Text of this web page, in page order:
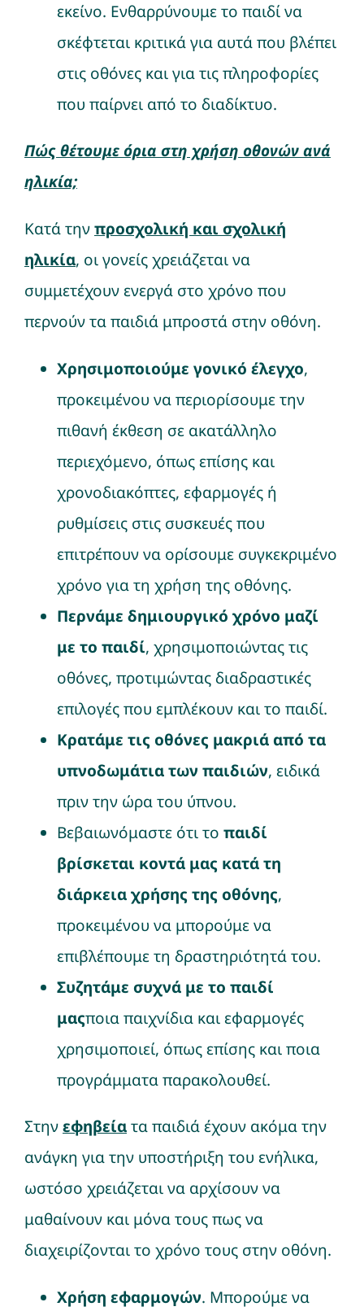
εκείνο. Ενθαρρύνουμε το παιδί να
σκέφτεται κριτικά για αυτά που βλέπει
στις οθόνες και για τις πληροφορίες
που παίρνει από το διαδίκτυο.
Πώς θέτουμε όρια στη χρήση οθονών ανά
ηλικία;
Κατά τηνπροσχολική και σχολική
ηλικία, οι γονείς χρειάζεται να
συμμετέχουν ενεργά στο χρόνο που
περνούν τα παιδιά μπροστά στην οθόνη.
Χρησιμοποιούμε γονικό έλεγχο,
προκειμένου να περιορίσουμε την
πιθανή έκθεση σε ακατάλληλο
περιεχόμενο, όπως επίσης και
χρονοδιακόπτες, εφαρμογές ή
ρυθμίσεις στις συσκευές που
επιτρέπουν να ορίσουμε συγκεκριμένο
χρόνο για τη χρήση της οθόνης.
Περνάμε δημιουργικό χρόνο μαζί
με το παιδί, χρησιμοποιώντας τις
οθόνες, προτιμώντας διαδραστικές
επιλογές που εμπλέκουν και το παιδί.
Κρατάμε τις οθόνες μακριά από τα
υπνοδωμάτια των παιδιών, ειδικά
πριν την ώρα του ύπνου.
Βεβαιωνόμαστε ότι το παιδί
βρίσκεται κοντά μας κατά τη
διάρκεια χρήσης της οθόνης,
προκειμένου να μπορούμε να
επιβλέπουμε τη δραστηριότητά του.
Συζητάμε συχνά με το παιδί
μαςποια παιχνίδια και εφαρμογές
χρησιμοποιεί, όπως επίσης και ποια
προγράμματα παρακολουθεί.
Στηνεφηβείατα παιδιά έχουν ακόμα την
ανάγκη για την υποστήριξη του ενήλικα,
ωστόσο χρειάζεται να αρχίσουν να
μαθαίνουν και μόνα τους πως να
διαχειρίζονται το χρόνο τους στην οθόνη.
Χρήση εφαρμογών. Μπορούμε να